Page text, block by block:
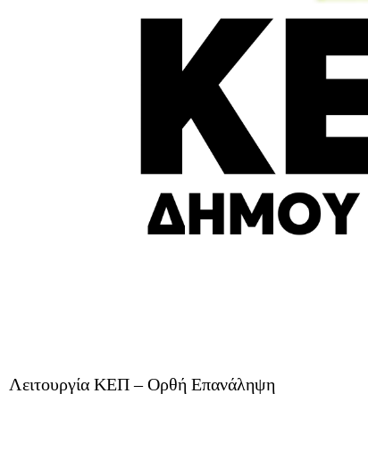
Λειτουργία ΚΕΠ – Ορθή Επανάληψη